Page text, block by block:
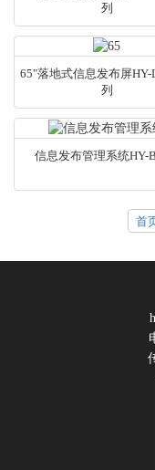
列
65"落地式信息发布屏HY-
列
信息发布管理系统HY-
首